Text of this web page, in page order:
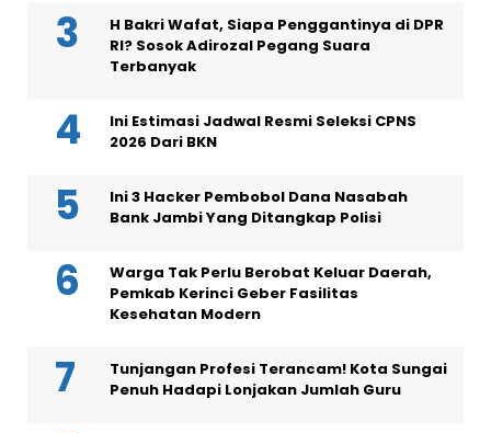
H Bakri Wafat, Siapa Penggantinya di DPR
RI? Sosok Adirozal Pegang Suara
Terbanyak
Ini Estimasi Jadwal Resmi Seleksi CPNS
2026 Dari BKN
Ini 3 Hacker Pembobol Dana Nasabah
Bank Jambi Yang Ditangkap Polisi
Warga Tak Perlu Berobat Keluar Daerah,
Pemkab Kerinci Geber Fasilitas
Kesehatan Modern
Tunjangan Profesi Terancam! Kota Sungai
Penuh Hadapi Lonjakan Jumlah Guru